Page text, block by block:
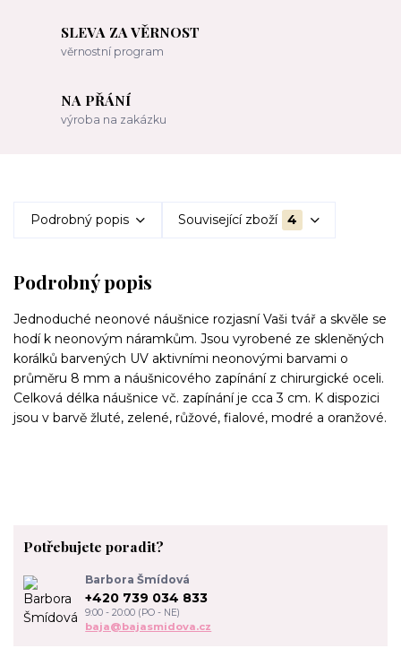
SLEVA ZA VĚRNOST
věrnostní program
NA PŘÁNÍ
výroba na zakázku
Podrobný popis Související zboží 4
Podrobný popis
Jednoduché neonové náušnice rozjasní Vaši tvář a skvěle se
hodí k neonovým náramkům. Jsou vyrobené ze skleněných
korálků barvených UV aktivními neonovými barvami o
průměru 8 mm a náušnicového zapínání z chirurgické oceli.
Celková délka náušnice vč. zapínání je cca 3 cm. K dispozici
jsou v barvě žluté, zelené, růžové, fialové, modré a oranžové.
Potřebujete poradit?
Barbora Šmídová
+420 739 034 833
9:00 - 20:00 (PO - NE)
baja@bajasmidova.cz